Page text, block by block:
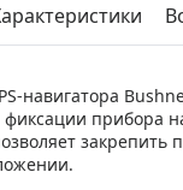
навигатора
фиксации прибора
закрепить